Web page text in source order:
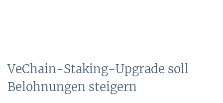
VeChain-Staking-Upgrade soll
Belohnungen steigern